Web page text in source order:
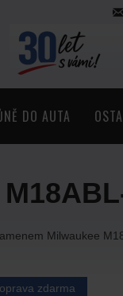
DO AUTA
Milwaukee
zdarma